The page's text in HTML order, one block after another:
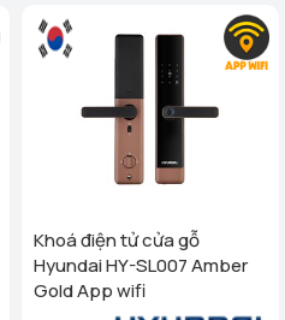
Khoá điện tử cửa gỗ
Hyundai HY-SL007 Amber
Gold App wifi